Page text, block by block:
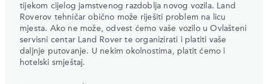
tijekom cijelog jamstvenog razdoblja novog vozila. Land
Roverov tehničar obično može riješiti problem na licu
mjesta. Ako ne može, odvest ćemo vaše vozilo u Ovlašteni
servisni centar Land Rover te organizirati i platiti vaše
daljnje putovanje. U nekim okolnostima, platit ćemo i
hotelski smještaj.